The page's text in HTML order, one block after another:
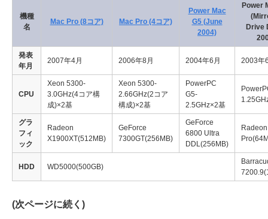
機種
名
Mac Pro (8コア) Mac Pro (4コア)
Power Mac
G5 (June
2004)
Power
Drive
発表
年月
2007年4月 2006年8月 2004年6月 2003年
CPU
Xeon 5300-
3.0GHz(4コア構
成)×2基
Xeon 5300-
2.66GHz(2コア
構成)×2基
PowerPC
G5-
2.5GHz×2基
グラ
フィ
ック
Radeon
X1900XT(512MB)
GeForce
7300GT(256MB)
GeForce
6800 Ultra
DDL(256MB)
HDD WD5000(500GB)
(次ページに続く)